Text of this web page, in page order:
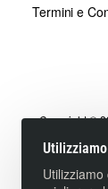
Termini e
Copyright ©
Marchio